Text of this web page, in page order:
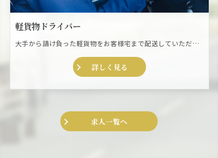
軽貨物ドライバー
大手から請け負った軽貨物をお客様宅まで配送していただくお仕事です。 軽自動車のリースも対応可能ですが基本的にはご自身の車で配送していただきます。
詳しく見る
求人一覧へ